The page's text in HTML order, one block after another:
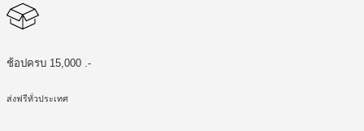
ช้อปครบ 15,000 .-
ส่งฟรีทั่วประเทศ